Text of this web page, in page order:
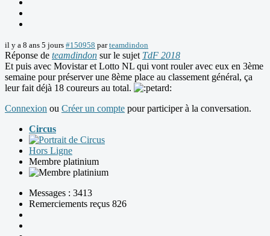
il y a 8 ans 5 jours #150958 parteamdindon
Réponse de teamdindon sur le sujet TdF 2018
Et puis avec Movistar et Lotto NL qui vont rouler avec eux en 3ème
semaine pour préserver une 8ème place au classement général, ça
leur fait déjà 18 coureurs au total.
Connexion ou Créer un compte pour participer à la conversation.
Circus
Hors Ligne
Membre platinium
Messages : 3413
Remerciements reçus 826